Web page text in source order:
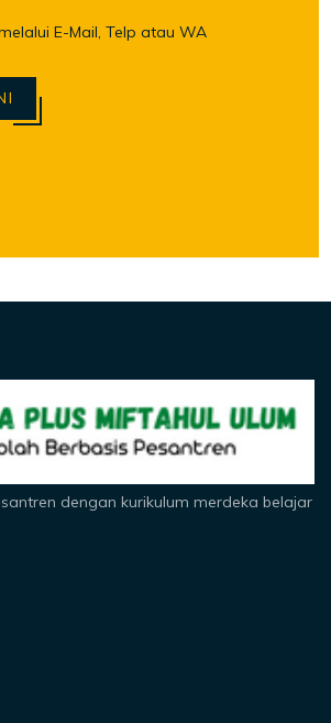
E-Mail, Telp atau WA
dengan kurikulum merdeka belajar